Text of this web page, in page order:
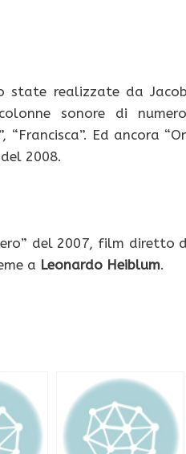
state realizzate da
sonore di
Ed ancora
2008.
del 2007, film diretto
a Leonardo Heiblum.